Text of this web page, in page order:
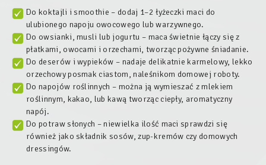
Do koktajli i smoothie – dodaj 1–2 łyżeczki maci do
ulubionego napoju owocowego lub warzywnego.
Do owsianki, musli lub jogurtu – maca świetnie łączy się z
płatkami, owocami i orzechami, tworząc pożywne śniadanie.
Do deserów i wypieków – nadaje delikatnie karmelowy, lekko
orzechowy posmak ciastom, naleśnikom domowej roboty.
Do napojów roślinnych – można ją wymieszać z mlekiem
roślinnym, kakao, lub kawą tworząc ciepły, aromatyczny
napój.
Do potraw słonych – niewielka ilość maci sprawdzi się
również jako składnik sosów, zup-kremów czy domowych
dressingów.